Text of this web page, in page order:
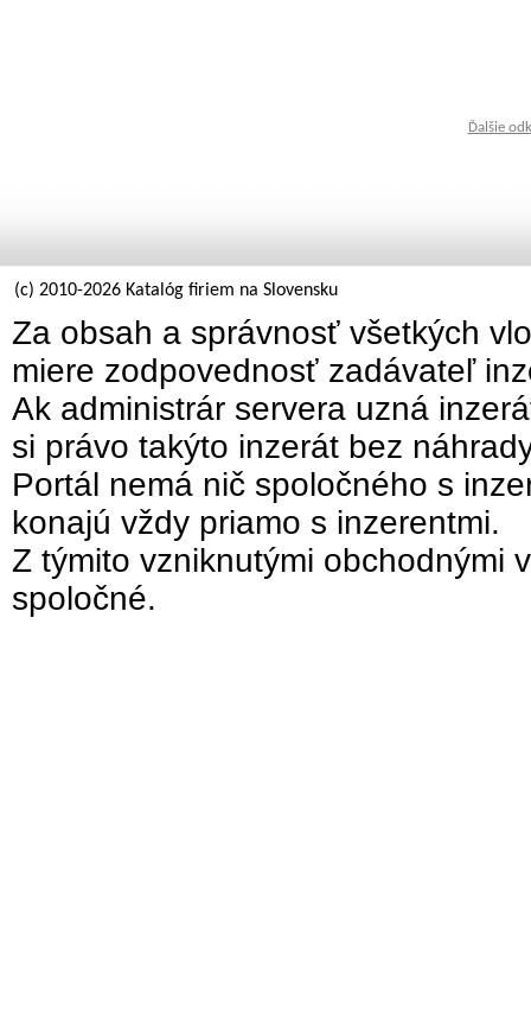
Ďalšie
(c) 2010-2026 Katalóg firiem na Slovensku
Za obsah a správnosť všetkých
miere zodpovednosť zadávateľ
Ak administrár servera uzná
si právo takýto inzerát bez
Portál nemá nič spoločného s
konajú vždy priamo s inzerentmi.
Z týmito vzniknutými obchodnými
spoločné.